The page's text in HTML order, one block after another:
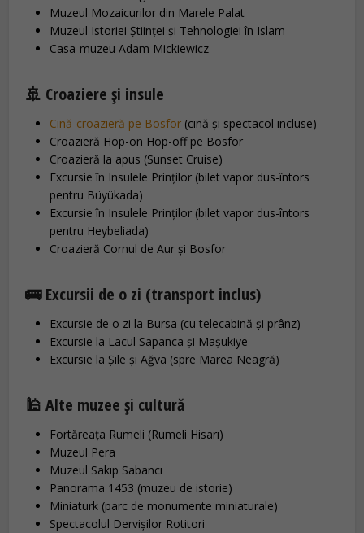
Muzeul Mozaicurilor din Marele Palat
Muzeul Istoriei Științei și Tehnologiei în Islam
Casa-muzeu Adam Mickiewicz
🚢 Croaziere și insule
Cină-croazieră pe Bosfor (cină și spectacol incluse)
Croazieră Hop-on Hop-off pe Bosfor
Croazieră la apus (Sunset Cruise)
Excursie în Insulele Prinților (bilet vapor dus-întors
pentru Büyükada)
Excursie în Insulele Prinților (bilet vapor dus-întors
pentru Heybeliada)
Croazieră Cornul de Aur și Bosfor
🚌 Excursii de o zi (transport inclus)
Excursie de o zi la Bursa (cu telecabină și prânz)
Excursie la Lacul Sapanca și Maşukiye
Excursie la Şile și Ağva (spre Marea Neagră)
🕌 Alte muzee și cultură
Fortăreața Rumeli (Rumeli Hisarı)
Muzeul Pera
Muzeul Sakıp Sabancı
Panorama 1453 (muzeu de istorie)
Miniaturk (parc de monumente miniaturale)
Spectacolul Dervișilor Rotitori